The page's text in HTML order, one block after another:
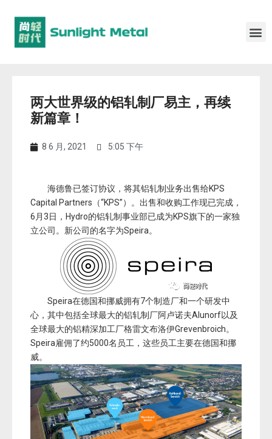
两大世界级的铝轧制厂易主，再续
新篇章！
8 6 月, 2021 5:05 下午
海德鲁已签订协议，将其铝轧制业务出售给KPS
Capital Partners（“KPS”）。出售和收购工作现已完成，
6月3日，Hydro的铝轧制事业部已成为KPS旗下的一家独
立公司。新公司的名字为Speira。
Speira在德国和挪威拥有7个制造厂和一个研发中
心，其中包括全球最大的铝轧制厂阿卢诺夫Alunorf以及
全球最大的铝精深加工厂格雷文布洛伊Grevenbroich。
Speira雇佣了约5000名员工，这些员工主要在德国和挪
威。